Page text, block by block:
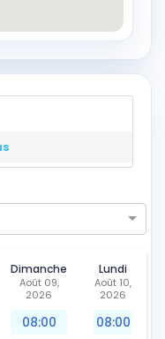
Dimanche
Août 09,
2026
08:00
Lundi
Août 10,
2026
08:00